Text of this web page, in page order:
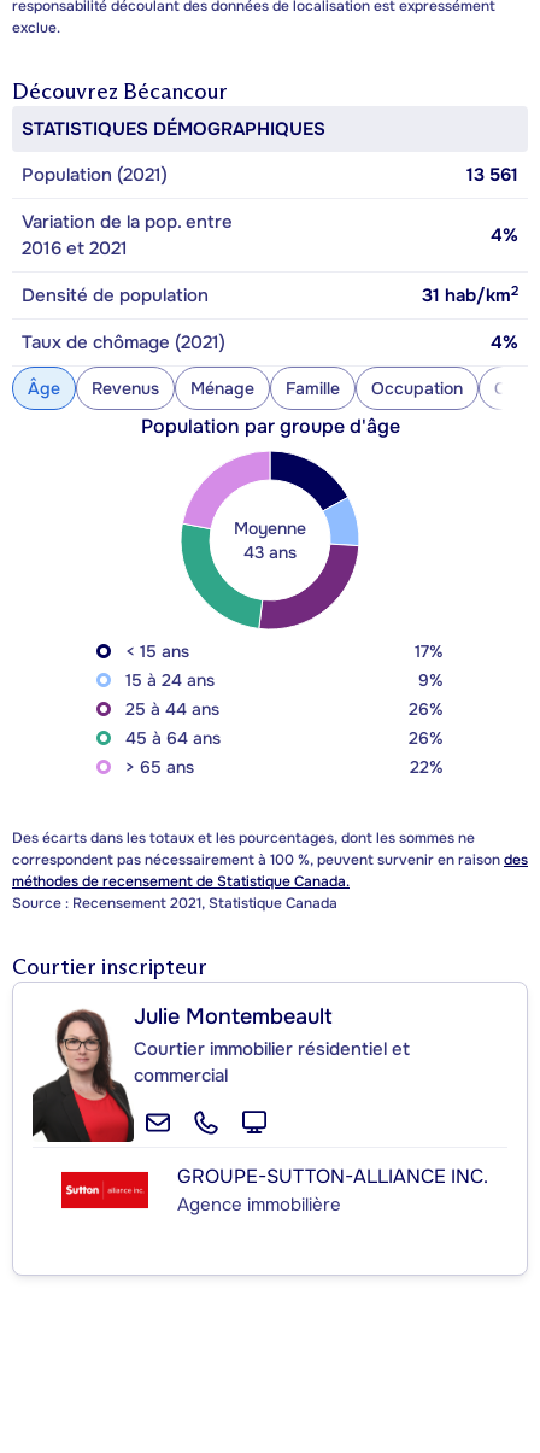
responsabilité découlant des données de localisation est expressément
exclue.
Découvrez Bécancour
STATISTIQUES DÉMOGRAPHIQUES
Population (2021)
13 561
Variation de la pop. entre
2016 et 2021
4%
Densité de population 31 hab/km2
Taux de chômage (2021) 4%
Âge Revenus Ménage Famille Occupation
Population par groupe d'âge
Moyenne
43 ans
< 15 ans
17%
15 à 24 ans
9%
25 à 44 ans
26%
45 à 64 ans
26%
> 65 ans
22%
Des écarts dans les totaux et les pourcentages, dont les sommes ne
correspondent pas nécessairement à 100 %, peuvent survenir en raisondes
méthodes de recensement de Statistique Canada.
Source : Recensement 2021, Statistique Canada
Courtier inscripteur
Julie Montembeault
Courtier immobilier résidentiel et
commercial
GROUPE-SUTTON-ALLIANCE INC.
Agence immobilière